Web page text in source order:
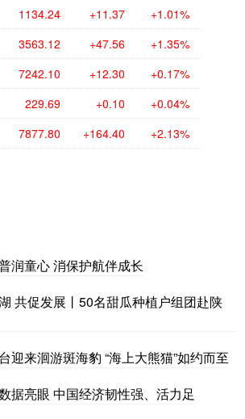
1134.24 +11.37 +1.01%
3563.12 +47.56 +1.35%
7242.10 +12.30 +0.17%
229.69 +0.10 +0.04%
7877.80 +164.40 +2.13%
润童心 消保护航伴成长
共促发展丨50名甜瓜种植户组团赴陕
迎来洄游斑海豹 “海上大熊猫”如约而至
据亮眼 中国经济韧性强、活力足